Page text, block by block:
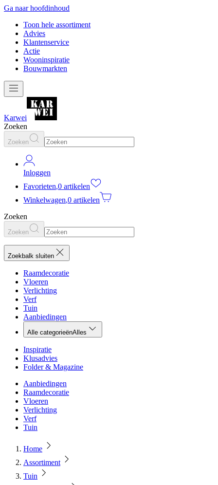
Ga naar hoofdinhoud
Toon hele assortiment
Advies
Klantenservice
Actie
Wooninspiratie
Bouwmarkten
Karwei
Zoeken
Zoeken
Inloggen
Favorieten,0 artikelen
Winkelwagen,0 artikelen
Zoeken
Zoeken
Zoekbalk sluiten
Raamdecoratie
Vloeren
Verlichting
Verf
Tuin
Aanbiedingen
Alle categorieënAlles
Inspiratie
Klusadvies
Folder & Magazine
Aanbiedingen
Raamdecoratie
Vloeren
Verlichting
Verf
Tuin
Home
Assortiment
Tuin